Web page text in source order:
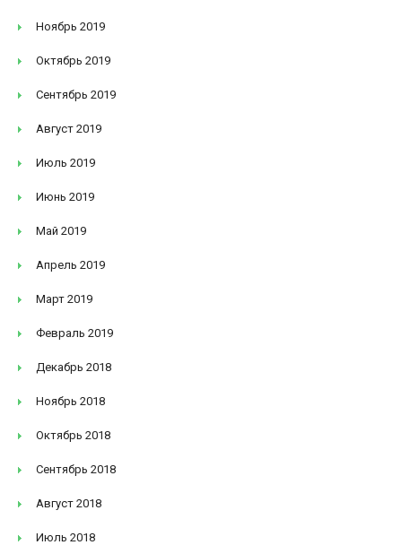
Ноябрь 2019
Октябрь 2019
Сентябрь 2019
Август 2019
Июль 2019
Июнь 2019
Май 2019
Апрель 2019
Март 2019
Февраль 2019
Декабрь 2018
Ноябрь 2018
Октябрь 2018
Сентябрь 2018
Август 2018
Июль 2018